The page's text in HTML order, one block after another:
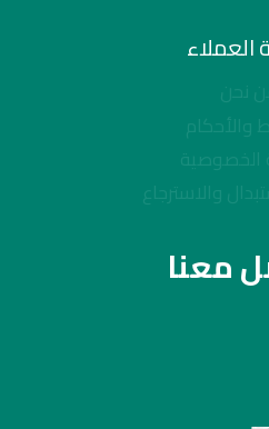
نحن
والأحكام
والاسترجاع
معنا